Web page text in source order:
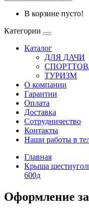
В корзине пусто!
Категории
Каталог
ДЛЯ ДАЧИ
ТУРИЗМ
О компании
Гарантии
Оплата
Доставка
Сотрудничество
Контакты
Наши работы в
Главная
Крыша
600д
Оформление